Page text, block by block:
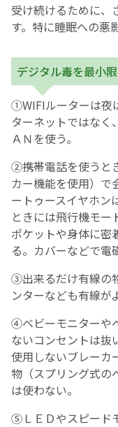
受け続けるために、
す。特に睡眠への悪
デジタル毒を最小
①WIFIルーターは夜
ターネットではなく
ＡＮを使う。
②携帯電話を使うと
カー機能を使用）で
ートゥースイヤホン
ときには飛行機モー
ポケットや身体に密
る。カバーなどで電
③出来るだけ有線の
ンターなども有線が
④ベビーモニターや
ないコンセントは抜
使用しないブレーカ
物（スプリング式の
は使わない。
⑤ＬＥＤやスピード